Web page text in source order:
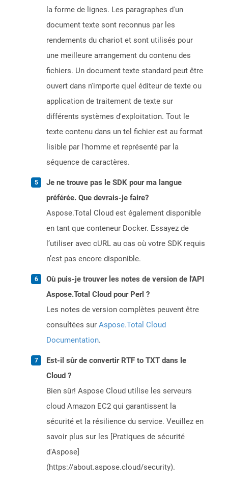
la forme de lignes. Les paragraphes d'un
document texte sont reconnus par les
rendements du chariot et sont utilisés pour
une meilleure arrangement du contenu des
fichiers. Un document texte standard peut être
ouvert dans n'importe quel éditeur de texte ou
application de traitement de texte sur
différents systèmes d'exploitation. Tout le
texte contenu dans un tel fichier est au format
lisible par l'homme et représenté par la
séquence de caractères.
Je ne trouve pas le SDK pour ma langue
préférée. Que devrais-je faire?
Aspose.Total Cloud est également disponible
en tant que conteneur Docker. Essayez de
l’utiliser avec cURL au cas où votre SDK requis
n’est pas encore disponible.
Où puis-je trouver les notes de version de l'API
Aspose.Total Cloud pour Perl ?
Les notes de version complètes peuvent être
consultées sur Aspose.Total Cloud
Documentation.
Est-il sûr de convertir RTF to TXT dans le
Cloud ?
Bien sûr! Aspose Cloud utilise les serveurs
cloud Amazon EC2 qui garantissent la
sécurité et la résilience du service. Veuillez en
savoir plus sur les [Pratiques de sécurité
d'Aspose]
(https://about.aspose.cloud/security).